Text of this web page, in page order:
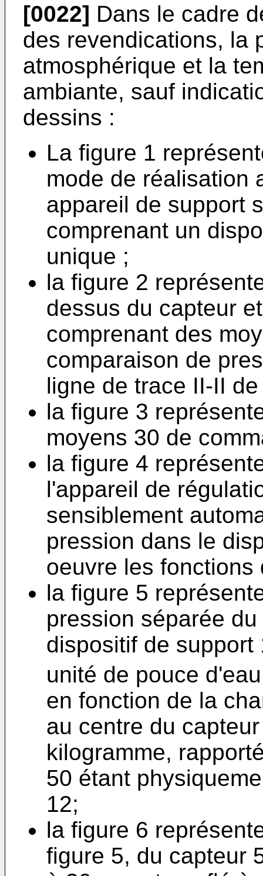
[0022] Dans le cadre
des revendications, la
atmosphérique et la
ambiante, sauf
dessins :
La figure 1
mode de réalisation
appareil de support
comprenant un
unique ;
la figure 2
dessus du capteur
comprenant des
comparaison de
ligne de trace II-II
la figure 3
moyens 30 de
la figure 4
l'appareil de
sensiblement
pression dans le
oeuvre les
la figure 5
pression séparée
dispositif de support
unité de pouce
en fonction de la
au centre du
kilogramme,
50 étant
12;
la figure 6
figure 5, du capteur